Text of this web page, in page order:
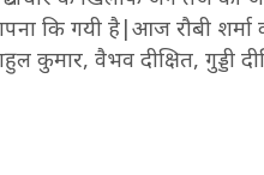
स्थापना कि गयी है|आज रौबी
कुमार, वैभव दीक्षित, गुड्डी